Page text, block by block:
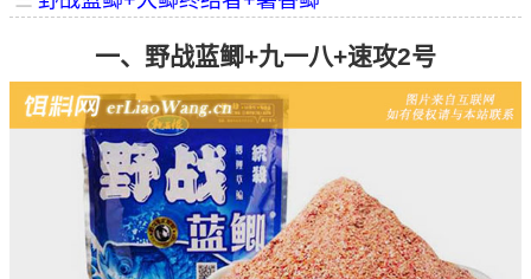
一、野战蓝鲫+九一八+速攻2号